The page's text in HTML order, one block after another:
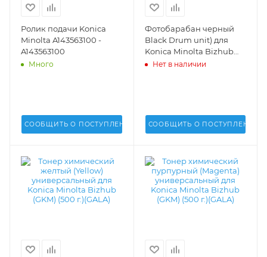
Ролик подачи Konica
Minolta A143563100 -
A143563100
Много
СООБЩИТЬ О ПОСТУПЛЕНИИ
Фотобарабан черный
Black Drum unit) для
Konica Minolta Bizhub
654, 754 (DR-711K) -
Нет в наличии
СООБЩИТЬ О ПОСТУПЛЕНИИ